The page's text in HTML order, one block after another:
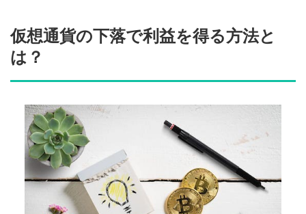
仮想通貨の下落で利益を得る方法と
は？